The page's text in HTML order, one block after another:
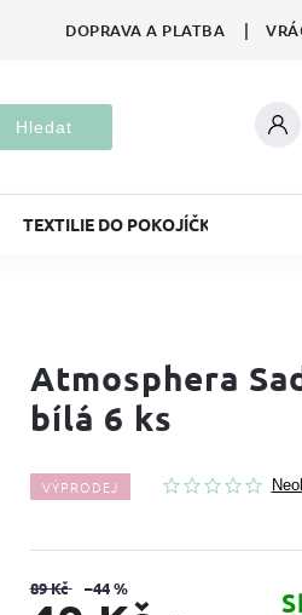
DOPRAVA A PLATBA
Hledat
TEXTILIE DO POKOJÍČKU
Atmosphera
bílá 6 ks
VÝPRODEJ
89 Kč –44 %